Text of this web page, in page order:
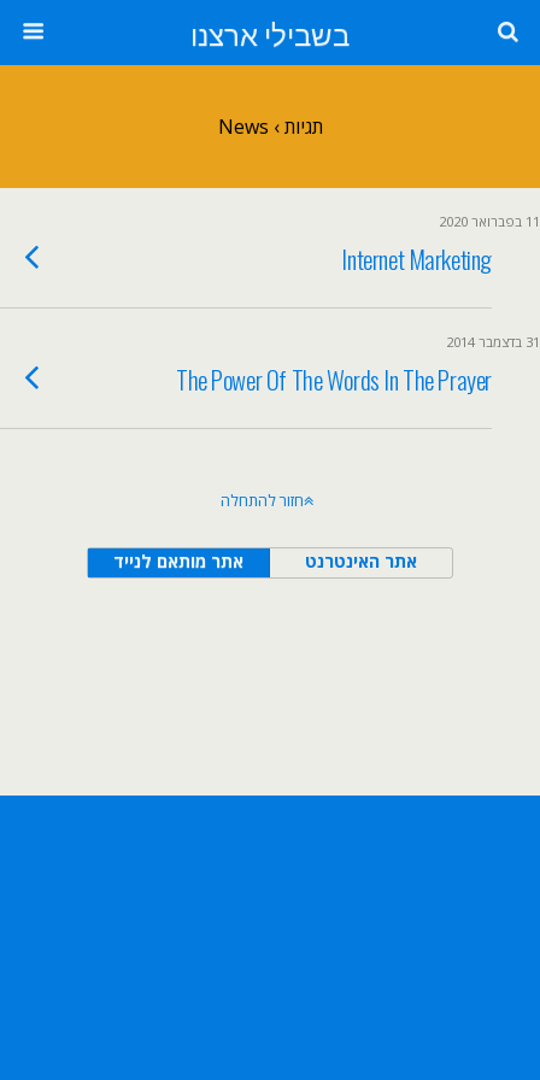
בשבילי ארצנו
תגיות › News
11 בפברואר 2020
Internet Marketing
31 בדצמבר 2014
The Power Of The Words In The Prayer
חזור להתחלה
אתר מותאם לנייד אתר האינטרנט